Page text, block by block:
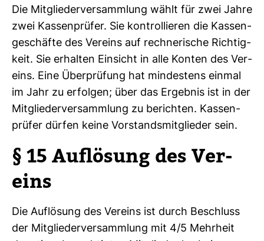
Die Mit­glie­der­ver­samm­lung wählt für zwei Jahre
zwei Kas­sen­prüfer. Sie kon­trol­lieren die Kas­sen­
ge­schäfte des Ver­eins auf rech­ne­ri­sche Rich­tig­
keit. Sie erhalten Ein­sicht in alle Konten des Ver­
eins. Eine Über­prü­fung hat min­des­tens einmal
im Jahr zu erfolgen; über das Ergebnis ist in der
Mit­glie­der­ver­samm­lung zu berichten. Kas­sen­
prüfer dürfen keine Vor­stands­mit­glieder sein.
§ 15 Auf­lö­sung des Ver­
eins
Die Auf­lö­sung des Ver­eins ist durch Beschluss
der Mit­glie­der­ver­samm­lung mit 4/5 Mehr­heit